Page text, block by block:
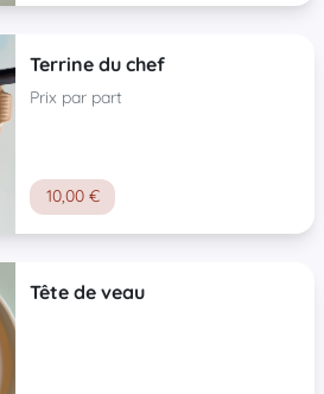
Terrine du chef
Prix par part
10,00 €
Tête de veau